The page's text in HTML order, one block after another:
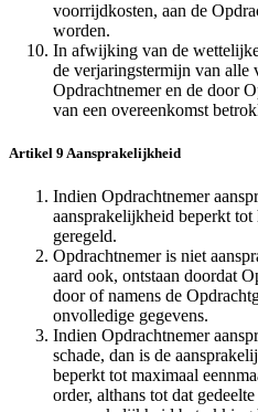
voorrijdkosten, aan de
worden.
In afwijking van de
de verjaringstermijn van alle
Opdrachtnemer en de door
van een overeenkomst
Artikel 9 Aansprakelijkheid
Indien Opdrachtnemer
aansprakelijkheid beperkt
geregeld.
Opdrachtnemer is niet
aard ook, ontstaan doordat
door of namens de
onvolledige gegevens.
Indien Opdrachtnemer
schade, dan is de
beperkt tot maximaal
order, althans tot dat